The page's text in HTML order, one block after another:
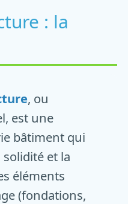
: la
, ou
est une
bâtiment qui
et la
éléments
(fondations,